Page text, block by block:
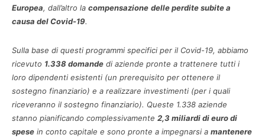
Europea, dall’altro la compensazione delle perdite subite a
causa del Covid-19.
Sulla base di questi programmi specifici per il Covid-19, abbiamo
ricevuto 1.338 domande di aziende pronte a trattenere tutti i
loro dipendenti esistenti (un prerequisito per ottenere il
sostegno finanziario) e a realizzare investimenti (per i quali
riceveranno il sostegno finanziario). Queste 1.338 aziende
stanno pianificando complessivamente 2,3 miliardi di euro di
spese in conto capitale e sono pronte a impegnarsi a mantenere